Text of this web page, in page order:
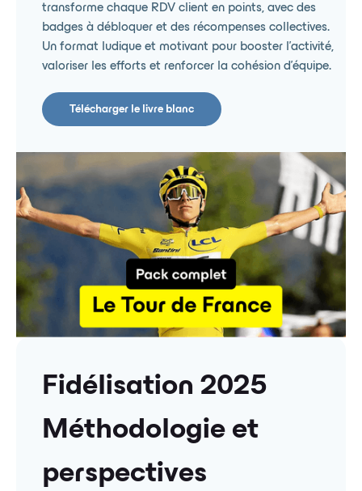
transforme chaque RDV client en points, avec des
badges à débloquer et des récompenses collectives.
Un format ludique et motivant pour booster l’activité,
valoriser les efforts et renforcer la cohésion d’équipe.
Télécharger le livre blanc
Fidélisation 2025
Méthodologie et
perspectives